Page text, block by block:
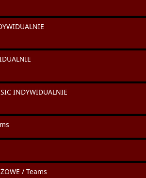
INDYWIDUALNIE
/ Teams